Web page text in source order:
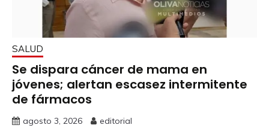
SALUD
Se dispara cáncer de mama en
jóvenes; alertan escasez intermitente
de fármacos
agosto 3, 2026 editorial